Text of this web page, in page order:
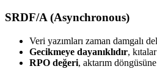
SRDF/A (Asynchronous)
Veri yazımları zaman damgalı
Gecikmeye dayanıklıdır,
RPO değeri, aktarım